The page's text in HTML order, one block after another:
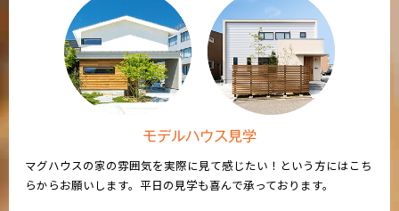
モデルハウス見学
マグハウスの家の雰囲気を実際に見て感じたい！という方にはこち
らからお願いします。平日の見学も喜んで承っております。